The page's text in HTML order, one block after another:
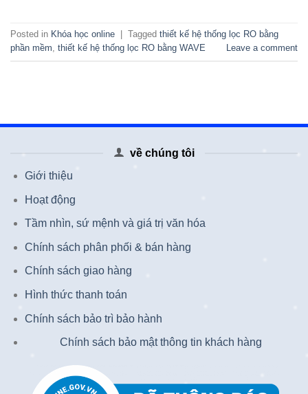
Posted in Khóa học online Tagged thiết kế hệ thống lọc RO bằng
phần mềm, thiết kế hệ thống lọc RO bằng WAVE Leave a comment
về chúng tôi
Giới thiệu
Hoạt động
Tầm nhìn, sứ mệnh và giá trị văn hóa
Chính sách phân phối & bán hàng
Chính sách giao hàng
Hình thức thanh toán
Chính sách bảo trì bảo hành
Chính sách bảo mật thông tin khách hàng